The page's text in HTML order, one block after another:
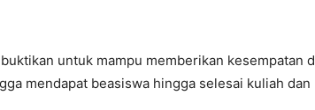
buktikan untuk mampu memberikan kesempatan
mendapat beasiswa hingga selesai kuliah